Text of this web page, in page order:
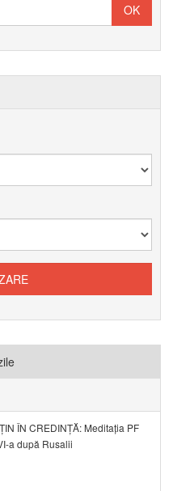
ÎN CREDINȚĂ: Meditația PF
a după Rusalii